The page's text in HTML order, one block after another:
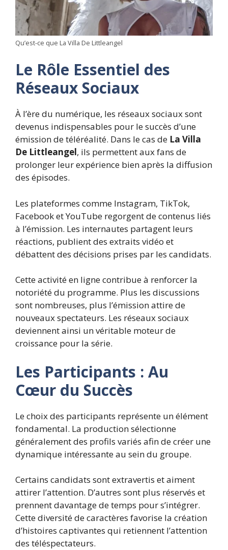
Qu’est-ce que La Villa De Littleangel
Le Rôle Essentiel des
Réseaux Sociaux
À l’ère du numérique, les réseaux sociaux sont
devenus indispensables pour le succès d’une
émission de téléréalité. Dans le cas de La Villa
De Littleangel, ils permettent aux fans de
prolonger leur expérience bien après la diffusion
des épisodes.
Les plateformes comme Instagram, TikTok,
Facebook et YouTube regorgent de contenus liés
à l’émission. Les internautes partagent leurs
réactions, publient des extraits vidéo et
débattent des décisions prises par les candidats.
Cette activité en ligne contribue à renforcer la
notoriété du programme. Plus les discussions
sont nombreuses, plus l’émission attire de
nouveaux spectateurs. Les réseaux sociaux
deviennent ainsi un véritable moteur de
croissance pour la série.
Les Participants : Au
Cœur du Succès
Le choix des participants représente un élément
fondamental. La production sélectionne
généralement des profils variés afin de créer une
dynamique intéressante au sein du groupe.
Certains candidats sont extravertis et aiment
attirer l’attention. D’autres sont plus réservés et
prennent davantage de temps pour s’intégrer.
Cette diversité de caractères favorise la création
d’histoires captivantes qui retiennent l’attention
des téléspectateurs.